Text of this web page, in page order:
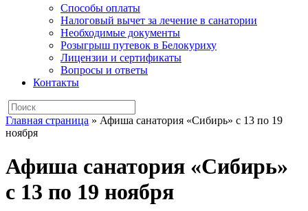
Способы оплаты
Налоговый вычет за лечение в санатории
Необходимые документы
Розыгрыш путевок в Белокуриху
Лицензии и сертификаты
Вопросы и ответы
Контакты
Главная страница » Афиша санатория «Сибирь» с 13 по 19
ноября
Афиша санатория «Сибирь»
с 13 по 19 ноября